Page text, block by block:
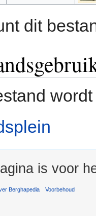
dit
is voor
Berghapedia Voorbehoud